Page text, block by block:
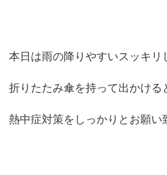
本日は雨の降りやすいスッキリ
折りたたみ傘を持って出かける
熱中症対策をしっかりとお願い